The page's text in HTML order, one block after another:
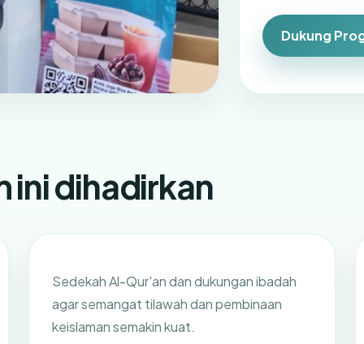
Dukung
ini dihadirkan
Sedekah Al-Qur'an dan dukungan ibadah
agar semangat tilawah dan pembinaan
keislaman semakin kuat.